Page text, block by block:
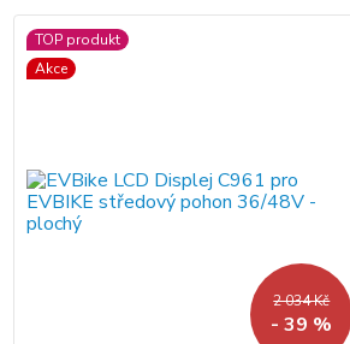
TOP produkt
Akce
2 034 Kč
- 39 %